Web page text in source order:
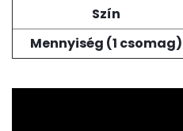
Szín
Mennyiség (1 csomag)